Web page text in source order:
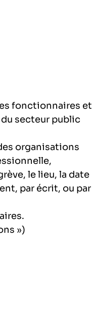
fonctionnaires et
secteur public
organisations
le lieu, la date
par écrit, ou par
»)